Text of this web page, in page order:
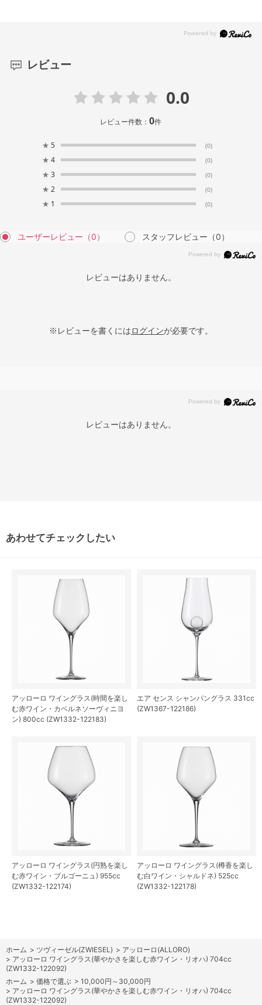
レビュー
0.0
レビュー件数：0件
★ 5 (0)
★ 4 (0)
★ 3 (0)
★ 2 (0)
★ 1 (0)
ユーザーレビュー （0） スタッフレビュー （0）
レビューはありません。
※レビューを書くにはログインが必要です。
レビューはありません。
あわせてチェックしたい
アッローロ ワイングラス(時間を楽し
む赤ワイン・カベルネソーヴィニヨ
ン) 800cc (ZW1332-122183)
エア センス シャンパングラス 331cc
(ZW1367-122186)
アッローロ ワイングラス(円熟を楽し
む赤ワイン・ブルゴーニュ) 955cc
(ZW1332-122174)
アッローロ ワイングラス(樽香を楽し
む白ワイン・シャルドネ) 525cc
(ZW1332-122178)
ホーム > ツヴィーゼル(ZWIESEL) > アッローロ(ALLORO)
> アッローロ ワイングラス(華やかさを楽しむ赤ワイン・リオハ) 704cc
(ZW1332-122092)
ホーム > 価格で選ぶ > 10,000円～30,000円
> アッローロ ワイングラス(華やかさを楽しむ赤ワイン・リオハ) 704cc
(ZW1332-122092)